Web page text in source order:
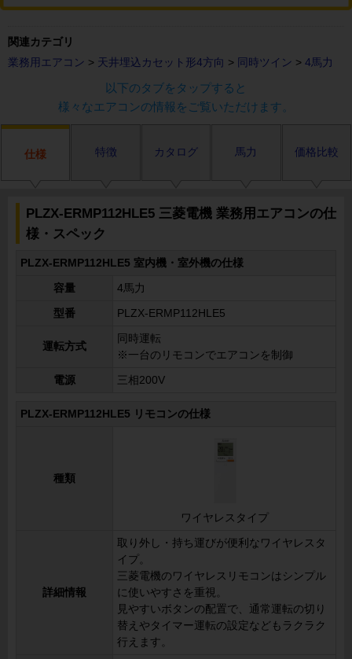
関連カテゴリ
業務用エアコン > 天井埋込カセット形4方向 > 同時ツイン > 4馬力
以下のタブをタップすると
様々なエアコンの情報をご覧いただけます。
仕様 特徴 カタログ 馬力 価格比較
PLZX-ERMP112HLE5 三菱電機 業務用エアコンの仕
様・スペック
PLZX-ERMP112HLE5 室内機・室外機の仕様
容量 4馬力
型番 PLZX-ERMP112HLE5
運転方式
同時運転
※一台のリモコンでエアコンを制御
電源 三相200V
PLZX-ERMP112HLE5 リモコンの仕様
種類
ワイヤレスタイプ
詳細情報
取り外し・持ち運びが便利なワイヤレスタ
イプ。
三菱電機のワイヤレスリモコンはシンプル
に使いやすさを重視。
見やすいボタンの配置で、通常運転の切り
替えやタイマー運転の設定などもラクラク
行えます。